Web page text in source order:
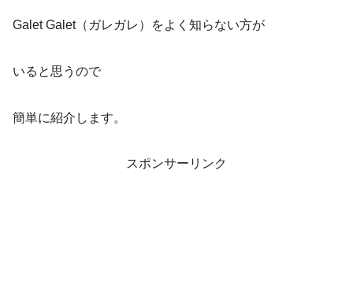
Galet Galet（ガレガレ）をよく知らない方が
いると思うので
簡単に紹介します。
スポンサーリンク